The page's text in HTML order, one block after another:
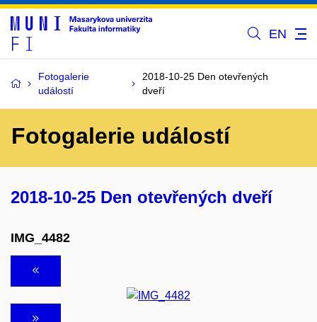
EN
Fotogalerie
událostí
2018-10-25 Den otevřených
dveří
Fotogalerie událostí
2018-10-25 Den otevřených dveří
IMG_4482